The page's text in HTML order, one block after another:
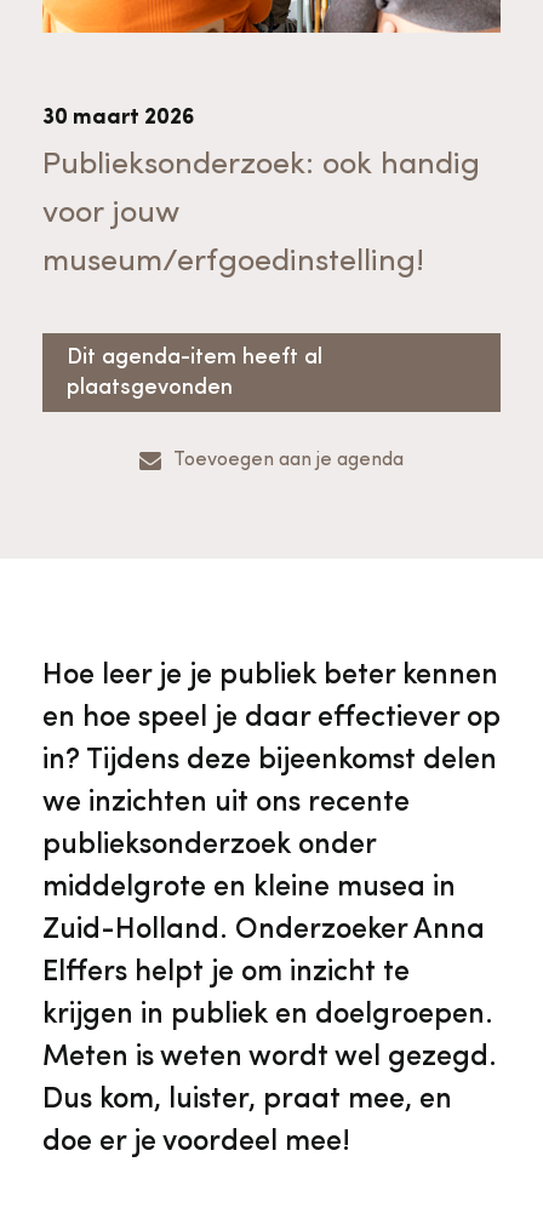
Ergoedvrijwilligersprijs
Contact
Advies en ondersteuning voor
vrijwilligers
Advies en ondersteuning voor
Collectiebeheer
Geschiedenis van Zuid-Holland
Ervenconsulent
Bekijk alle diensten
Aanvraagformulier
Tarieven en algemene voorwaarden
Over de Monumentenwacht
Voorpagina Monumentenwacht
Onze medewerkers
Raad van Toezicht
Tarieven
Algemene voorwaarden
Bekijk meer over ons
Publieksonderzoek: ook handig
voor jouw
museum/erfgoedinstelling!
30 maart 2026
Dit agenda-item heeft al
plaatsgevonden
Toevoegen aan je agenda
Hoe leer je je publiek beter kennen
en hoe speel je daar effectiever op
in? Tijdens deze bijeenkomst delen
we inzichten uit ons recente
publieksonderzoek onder
middelgrote en kleine musea in
Zuid-Holland. Onderzoeker Anna
Elffers helpt je om inzicht te
krijgen in publiek en doelgroepen.
Meten is weten wordt wel gezegd.
Dus kom, luister, praat mee, en
doe er je voordeel mee!